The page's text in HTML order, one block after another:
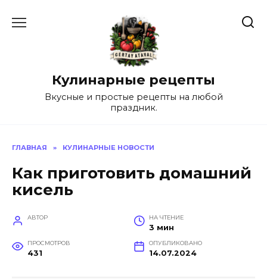
Кулинарные рецепты
Вкусные и простые рецепты на любой
праздник.
ГЛАВНАЯ » КУЛИНАРНЫЕ НОВОСТИ
Как приготовить домашний
кисель
АВТОР НА ЧТЕНИЕ
3 мин
ПРОСМОТРОВ
431
ОПУБЛИКОВАНО
14.07.2024